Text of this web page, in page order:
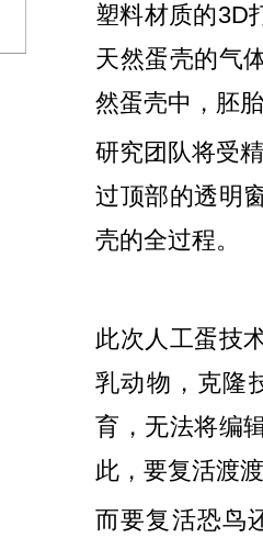
塑料材质的3D
天然蛋壳的气
然蛋壳中，胚
研究团队将受
过顶部的透明
壳的全过程。
此次人工蛋技
乳动物，克隆
育，无法将编
此，要复活渡
而要复活恐鸟